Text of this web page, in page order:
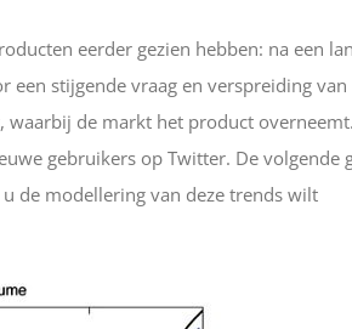
eerder gezien hebben: na een
een stijgende vraag en verspreiding van
waarbij de markt het product
gebruikers op Twitter. De volgende
de modellering van deze trends wilt